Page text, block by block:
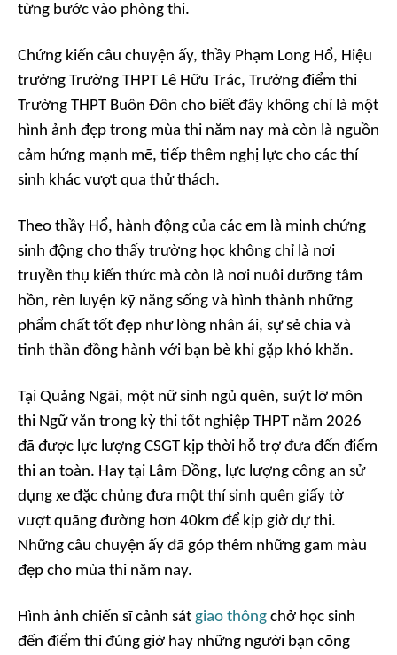
từng bước vào phòng thi.
Chứng kiến câu chuyện ấy, thầy Phạm Long Hổ, Hiệu
trưởng Trường THPT Lê Hữu Trác, Trưởng điểm thi
Trường THPT Buôn Đôn cho biết đây không chỉ là một
hình ảnh đẹp trong mùa thi năm nay mà còn là nguồn
cảm hứng mạnh mẽ, tiếp thêm nghị lực cho các thí
sinh khác vượt qua thử thách.
Theo thầy Hổ, hành động của các em là minh chứng
sinh động cho thấy trường học không chỉ là nơi
truyền thụ kiến thức mà còn là nơi nuôi dưỡng tâm
hồn, rèn luyện kỹ năng sống và hình thành những
phẩm chất tốt đẹp như lòng nhân ái, sự sẻ chia và
tinh thần đồng hành với bạn bè khi gặp khó khăn.
Tại Quảng Ngãi, một nữ sinh ngủ quên, suýt lỡ môn
thi Ngữ văn trong kỳ thi tốt nghiệp THPT năm 2026
đã được lực lượng CSGT kịp thời hỗ trợ đưa đến điểm
thi an toàn. Hay tại Lâm Đồng, lực lượng công an sử
dụng xe đặc chủng đưa một thí sinh quên giấy tờ
vượt quãng đường hơn 40km để kịp giờ dự thi.
Những câu chuyện ấy đã góp thêm những gam màu
đẹp cho mùa thi năm nay.
Hình ảnh chiến sĩ cảnh sát giao thông chở học sinh
đến điểm thi đúng giờ hay những người bạn cõng